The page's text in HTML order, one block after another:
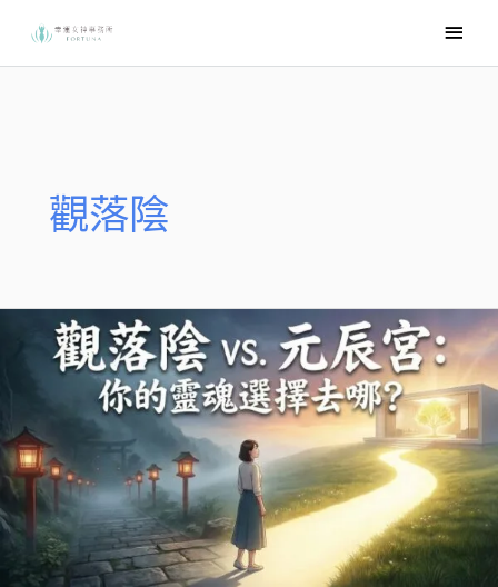
要
觀落陰
什
麼？
2026
完